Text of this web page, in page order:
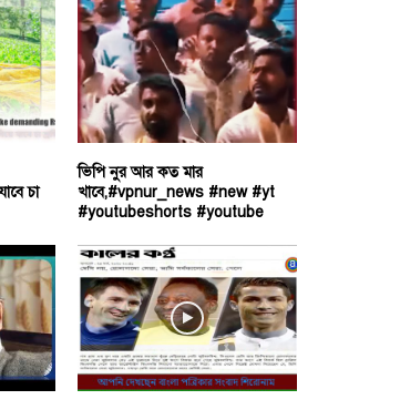
চা
ভিপি নুর আর কত মার
খাবে,#vpnur_news #new #yt
#youtubeshorts #youtube